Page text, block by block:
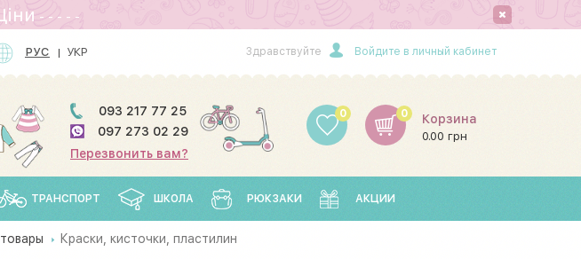
- - - - -
РУС УКР Здравствуйте Войдите в личный кабинет
093 217 77 25
097 273 02 29
Перезвонить вам?
0 Корзина
0.00 грн
0
ТРАНСПОРТ ШКОЛА РЮКЗАКИ АКЦИИ
Краски, кисточки, пластилин